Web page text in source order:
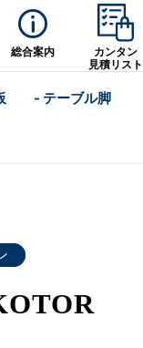
総合案内
カンタン
見積リスト
- テーブル脚